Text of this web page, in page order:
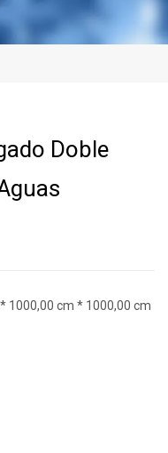
Doble
1000,00 cm * 1000,00 cm